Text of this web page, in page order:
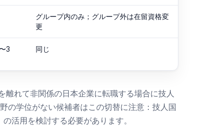
グループ内のみ；グループ外は在留資格変
更
3
同じ
れて非関係の日本企業に転職する場合に技人
の学位がない候補者はこの切替に注意：技人国
活用を検討する必要があります。